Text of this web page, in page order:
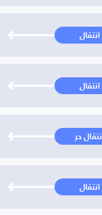
انتقال
انتقال
انتقال حر
انتقال